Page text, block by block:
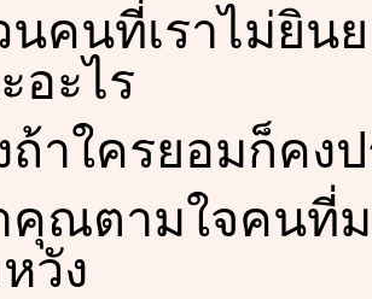
นคนที่เราไม่ยิน
อะไร
ถ้าใครยอมก็คง
คุณตามใจคนที่
วัง